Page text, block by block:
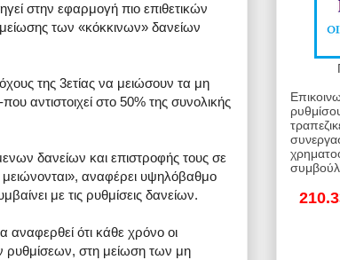
στην εφαρμογή πιο επιθετικών
των «κόκκινων» δανείων
της 3ετίας να μειώσουν τα μη
αντιστοιχεί στο 50% της συνολικής
δανείων και επιστροφής τους σε
αναφέρει υψηλόβαθμο
με τις ρυθμίσεις δανείων.
αναφερθεί ότι κάθε χρόνο οι
ρυθμίσεων, στη μείωση των μη